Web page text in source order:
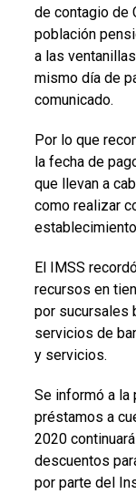
de contagio de
población
a las
mismo día de
comunicado.
Por lo que
la fecha de
que llevan a
como realizar
El IMSS
recursos en
por sucursales
servicios de
y servicios.
Se informó a la
préstamos a
2020
descuentos
por parte del